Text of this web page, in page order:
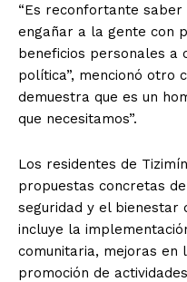
“Es reconfortante
engañar a la gente con
beneficios personales a
política”, mencionó otro
demuestra que es un
que necesitamos”.
Los residentes de
propuestas concretas
seguridad y el bienestar
incluye la
comunitaria, mejoras
promoción de